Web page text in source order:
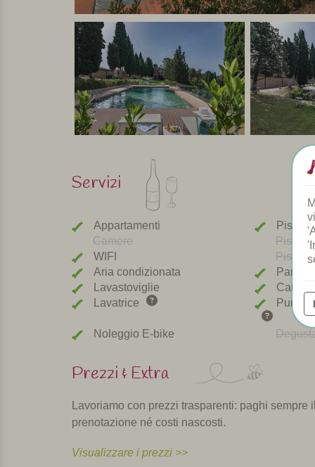
Servizi
Appartamenti Piscina
Camere
WIFI
Piscina
Aria condizionata
Parco
Lavastoviglie
Cani
Lavatrice
Punto
Noleggio E-bike
Prezzi & Extra
Lavoriamo con prezzi trasparenti: paghi
prenotazione né costi nascosti.
Visualizzare i prezzi >>